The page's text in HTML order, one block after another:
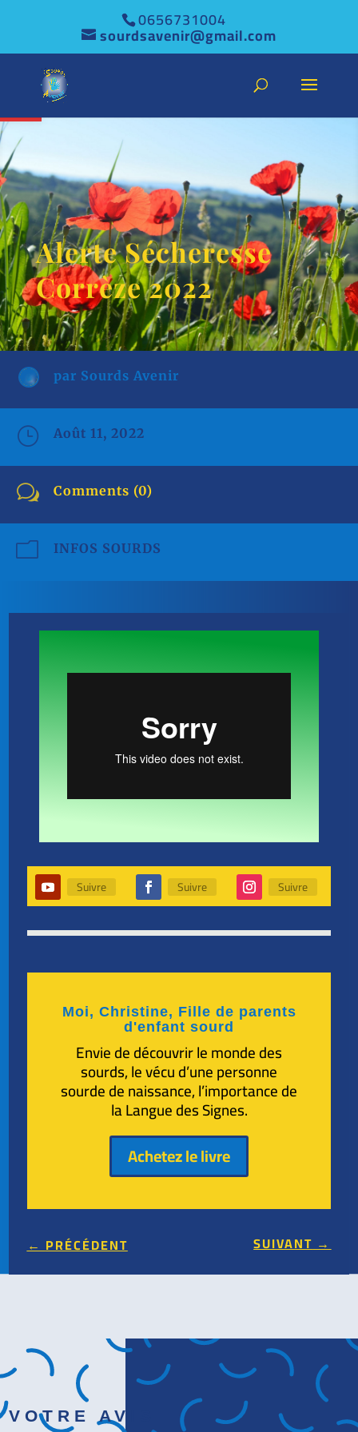
Ouvrir la barre d’outils
0656731004
sourdsavenir@gmail.com
Alerte Sécheresse
Corrèze 2022
par Sourds Avenir
} Août 11, 2022
w Comments (0)
m INFOS SOURDS
Suivre Suivre Suivre
Moi, Christine, Fille de parents
d'enfant sourd
Envie de découvrir le monde des
sourds, le vécu d’une personne
sourde de naissance, l’importance de
la Langue des Signes.
Achetez le livre
←PRÉCÉDENT SUIVANT→
VOTRE AVIS